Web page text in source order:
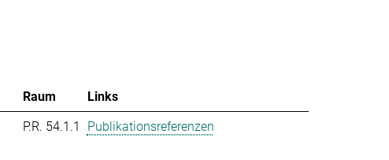
Raum
Links
P.R. 54.1.1 Publikationsreferenzen